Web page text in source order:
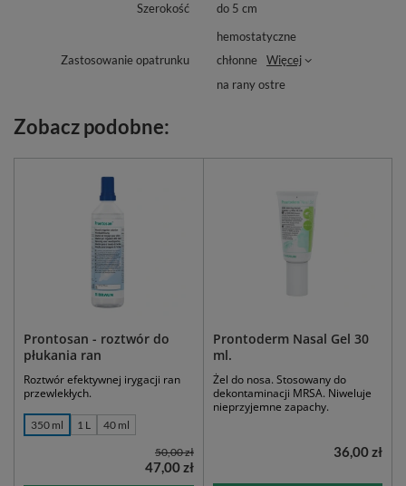
Szerokość
do 5 cm
Zastosowanie opatrunku
hemostatyczne
chłonne
Więcej
na rany ostre
Zobacz podobne:
Prontosan - roztwór do
płukania ran
Roztwór efektywnej irygacji ran
przewlekłych.
350 ml 1 L 40 ml
50,00 zł
47,00 zł
Prontoderm Nasal Gel 30
ml.
Żel do nosa. Stosowany do
dekontaminacji MRSA. Niweluje
nieprzyjemne zapachy.
36,00 zł